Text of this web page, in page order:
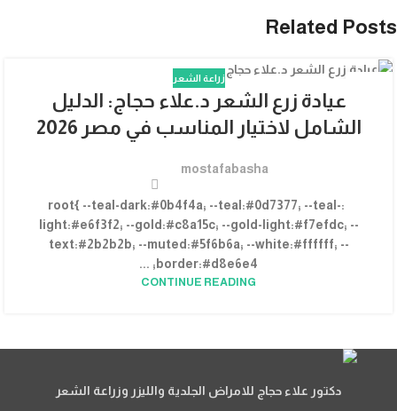
Related Posts
زراعة الشعر
عيادة زرع الشعر د.علاء حجاج: الدليل
الشامل لاختيار المناسب في مصر 2026
mostafabasha
:root{ --teal-dark:#0b4f4a; --teal:#0d7377; --teal-
light:#e6f3f2; --gold:#c8a15c; --gold-light:#f7efdc; --
text:#2b2b2b; --muted:#5f6b6a; --white:#ffffff; --
border:#d8e6e4; ...
CONTINUE READING
دكتور علاء حجاج للامراض الجلدية والليزر وزراعة الشعر